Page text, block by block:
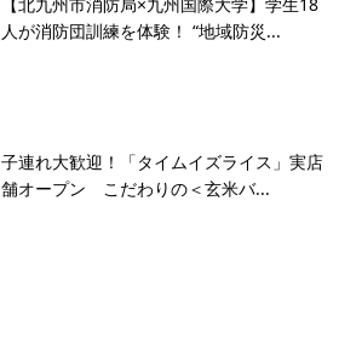
人が消防団訓練を体験！ “地域防災...
子連れ大歓迎！「タイムイズライス」実店
舗オープン こだわりの＜玄米バ...